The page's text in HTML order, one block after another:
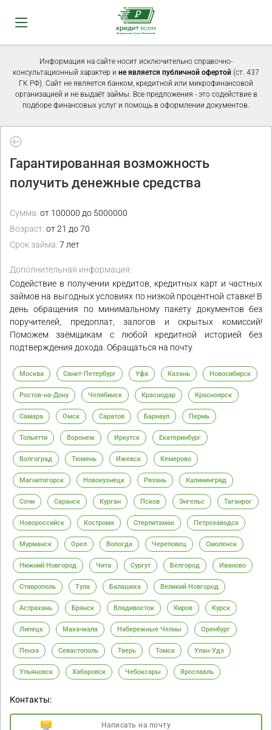
Информация на сайте носит исключительно справочно-
консультационный характер и не является публичной офертой (ст. 437
ГК РФ). Сайт не является банком, кредитной или микрофинансовой
организацией и не выдаёт займы. Все предложения - это содействие в
подборе финансовых услуг и помощь в оформлении документов.
Гарантированная возможность
получить денежные средства
Сумма: от 100000 до 5000000
Возраст: от 21 до 70
Срок займа: 7 лет
Дополнительная информация:
Содействие в получении кредитов, кредитных карт и частных
займов на выгодных условиях по низкой процентной ставке! В
день обращения по минимальному пакету документов без
поручителей, предоплат, залогов и скрытых комиссий!
Поможем заёмщикам с любой кредитной историей без
подтверждения дохода. Обращаться на почту
Москва Санкт-Петербург Уфа Казань Новосибирск
Ростов-на-Дону Челябинск Краснодар Красноярск
Самара Омск Саратов Барнаул Пермь
Тольятти Воронеж Иркутск Екатеринбург
Волгоград Тюмень Ижевск Кемерово
Магнитогорск Новокузнецк Рязань Калининград
Сочи Саранск Курган Псков Энгельс Таганрог
Новороссийск Кострома Стерлитамак Петрозаводск
Мурманск Орел Вологда Череповец Смоленск
Нижний Новгород Чита Сургут Белгород Иваново
Ставрополь Тула Балашиха Великий Новгород
Астрахань Брянск Владивосток Киров Курск
Липецк Махачкала Набережные Челны Оренбург
Пенза Севастополь Тверь Томск Улан-Удэ
Ульяновск Хабаровск Чебоксары Ярославль
Контакты:
Написать на почту